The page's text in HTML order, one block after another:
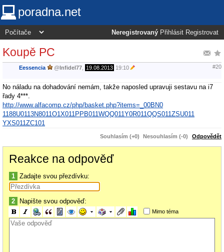
poradna.net
Neregistrovaný Přihlásit Registrovat
Koupě PC
Eessencia @Infidel77 19.08.2013 19:10 #20
No náladu na dohadování nemám, takže naposled upravuji sestavu na i7
řady 4***.
http://www.alfacomp.cz/php/basket.php?items=_00BN0
1188U0113N8011O1X011PPB011WQQ011Y0R011QQS011ZSU011
YXS011ZC101
Souhlasím (+0) Nesouhlasím (-0) Odpovědět
Reakce na odpověď
1 Zadajte svou přezdívku:
2 Napište svou odpověď:
Mimo téma